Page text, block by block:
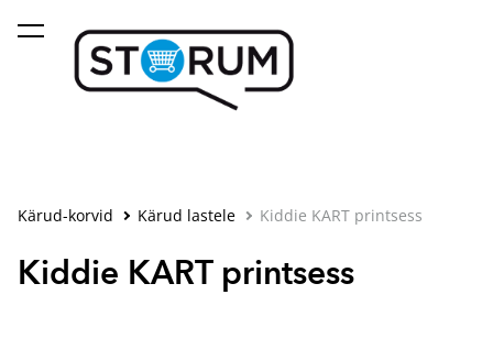
lisati ostukorvi. Vaata ostukorvi
Kärud-korvid Kärud lastele Kiddie KART printsess
Kiddie KART printsess